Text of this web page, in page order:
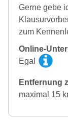
Gerne gebe
zum
Online-
Egal
Entfernung
maximal 15